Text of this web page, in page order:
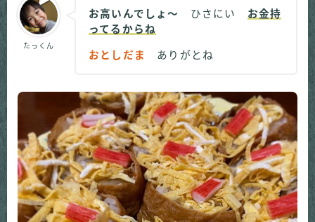
たっくん
お高いんでしょ～ ひさにい お金持
ってるからね
おとしだま ありがとね